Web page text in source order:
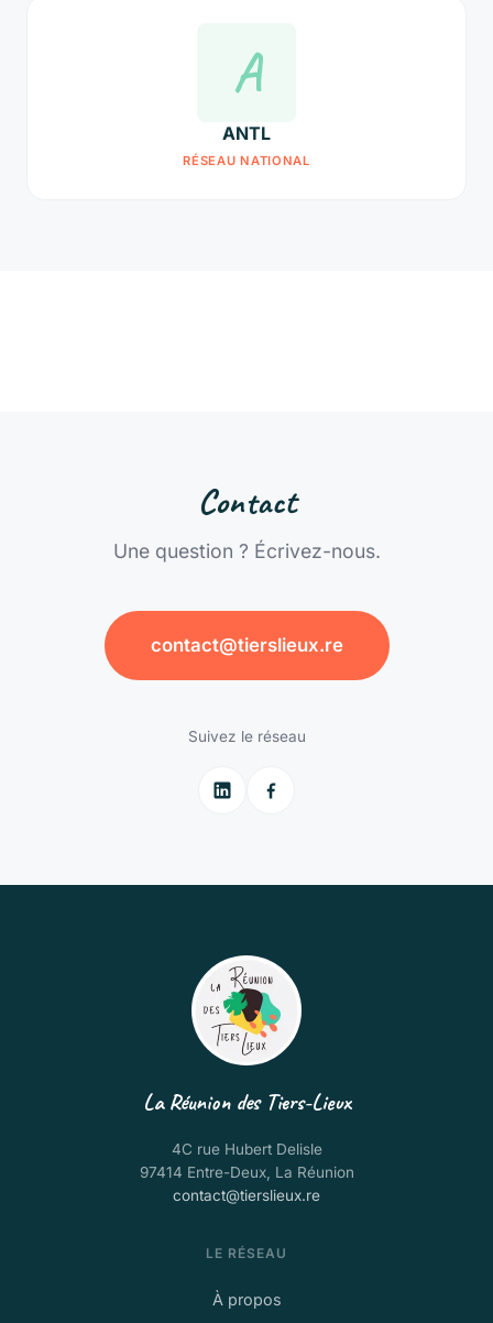
A
ANTL
RÉSEAU NATIONAL
Contact
Une question ? Écrivez-nous.
contact@tierslieux.re
Suivez le réseau
La Réunion des Tiers-Lieux
4C rue Hubert Delisle
97414 Entre-Deux, La Réunion
contact@tierslieux.re
LE RÉSEAU
À propos